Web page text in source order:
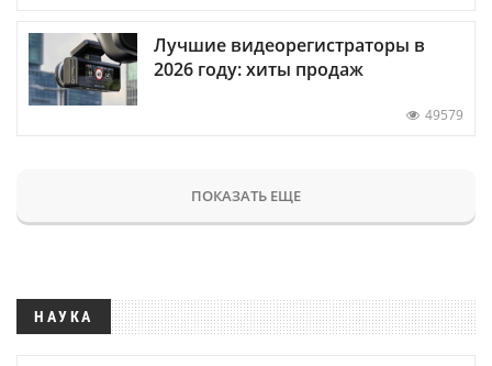
Лучшие видеорегистраторы в
2026 году: хиты продаж
49579
ПОКАЗАТЬ ЕЩЕ
НАУКА